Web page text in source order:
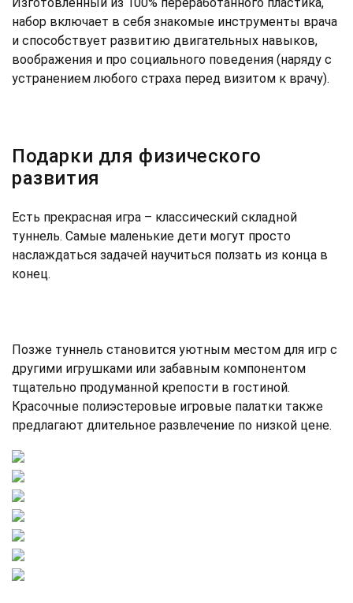
Изготовленный из 100% переработанного пластика,
набор включает в себя знакомые инструменты врача
и способствует развитию двигательных навыков,
воображения и про социального поведения (наряду с
устранением любого страха перед визитом к врачу).
Подарки для физического
развития
Есть прекрасная игра – классический складной
туннель. Самые маленькие дети могут просто
наслаждаться задачей научиться ползать из конца в
конец.
Позже туннель становится уютным местом для игр с
другими игрушками или забавным компонентом
тщательно продуманной крепости в гостиной.
Красочные полиэстеровые игровые палатки также
предлагают длительное развлечение по низкой цене.